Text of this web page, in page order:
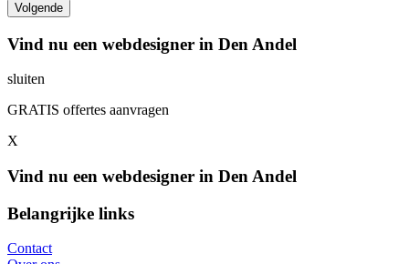
Vind nu een webdesigner in Den Andel
sluiten
GRATIS offertes aanvragen
X
Vind nu een webdesigner in Den Andel
Belangrijke links
Contact